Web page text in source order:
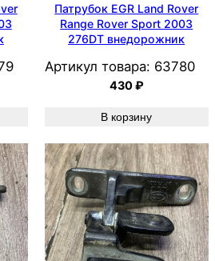
Патрубок EGR Land Rover
Range Rover Sport 2003
276DT внедорожник
Артикул товара: 63780
430₽
В корзину